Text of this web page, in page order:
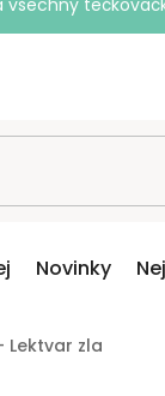
všechny
Novinky
zla